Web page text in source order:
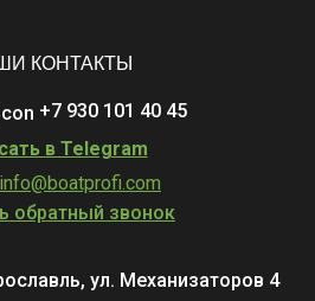
КОНТАКТЫ
+7 930 101 40 45
в Telegram
info@boatprofi.com
обратный звонок
ул. Механизаторов 4